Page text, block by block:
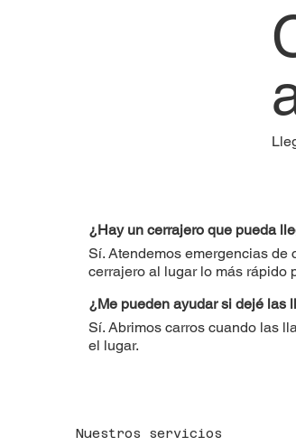
¿Hay un cerrajero que pueda
Sí. Atendemos emergencias de
cerrajero al lugar lo más rápido
¿Me pueden ayudar si dejé las
Sí. Abrimos carros cuando las
el lugar.
Nuestros servicios